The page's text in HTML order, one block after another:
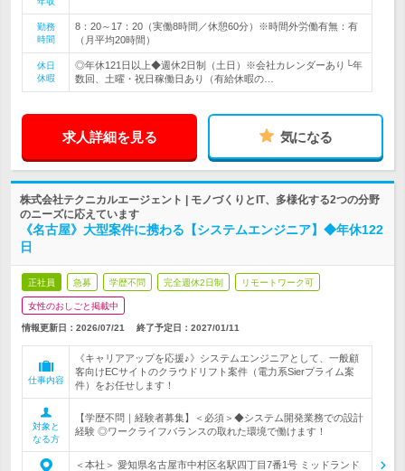
勤務
時間
8：20～17：20（実働8時間／休憩60分）※時間外労働有無：有
（月平均20時間）
休日
休暇
◎年休121日以上◆週休2日制（土日）※会社カレンダーあり└年
数回、土曜・祝日稼働日あり（有給休暇の…
求人詳細を見る 気になる
株式会社テクニカルエージェント | モノづくりとIT、多様化する2つの分野
のニーズに応えています
《名古屋》大型案件に携わる【システムエンジニア】◆年休122
日
正社員 急募 学歴不問 完全週休2日制 リモートワーク可
女性のおしごと掲載中
情報更新日：2026/07/21 終了予定日： 2027/01/11
仕事内容
《キャリアアップを応援♪》システムエンジニアとして、一般顧
客向けECサイトのクラウドリフト案件（電力系Sierプライム案
件）をお任せします！
対象と
なる方
【学歴不問｜経験者募集】＜必須＞◆システム開発業務での設計
経験 ◎ワークライフバランスの取れた環境で働けます！
＜本社＞ 愛知県名古屋市中村区名駅四丁目7番1号 ミッドランド